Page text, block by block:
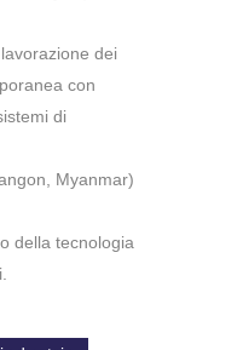
dei
con
di
Myanmar)
della tecnologia